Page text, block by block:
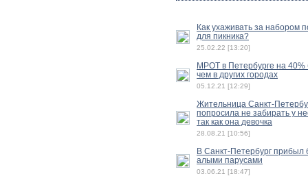
Как ухаживать за набором
для пикника?
25.02.22 [13:20]
МРОТ в Петербурге на 40%
чем в других городах
05.12.21 [12:29]
Жительница Санкт-
попросила не забирать у
так как она девочка
28.08.21 [10:56]
В Санкт-Петербург прибыл
алыми парусами
03.06.21 [18:47]